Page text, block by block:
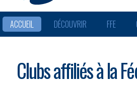
ACCUEIL DÉCOUVRIR FFE
Clubs affiliés à la